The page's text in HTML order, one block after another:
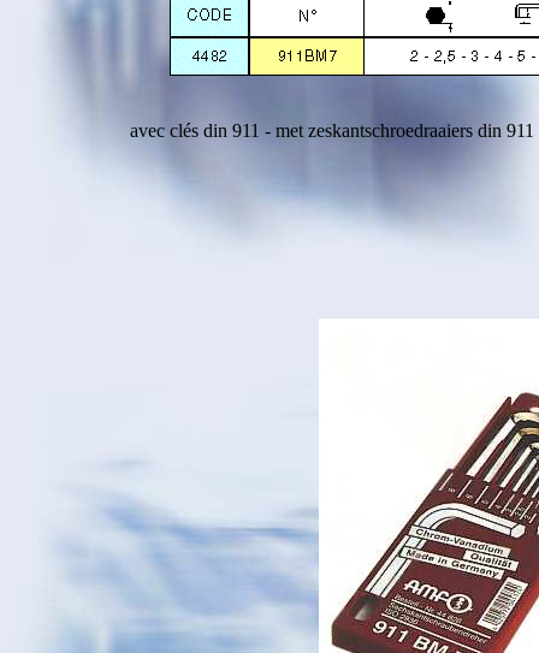
avec clés din 911 - met zeskantschroedraaiers din